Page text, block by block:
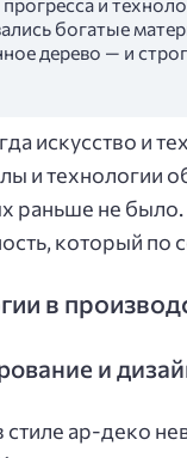
богатые
дерево — и
искусство и
и технологии
раньше не
который по
в
и
ар-деко